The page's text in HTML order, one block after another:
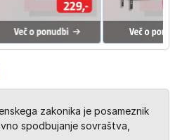
zakonika je posameznik
spodbujanje sovraštva,